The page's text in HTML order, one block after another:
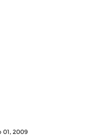
01, 2009